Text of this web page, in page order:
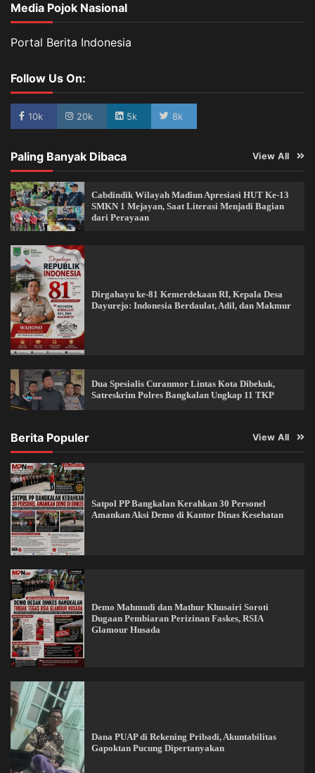
Media Pojok Nasional
Portal Berita Indonesia
Follow Us On:
10k 20k 5k 8k
Paling Banyak Dibaca View All
Cabdindik Wilayah Madiun Apresiasi HUT Ke-13
SMKN 1 Mejayan, Saat Literasi Menjadi Bagian
dari Perayaan
Dirgahayu ke-81 Kemerdekaan RI, Kepala Desa
Dayurejo: Indonesia Berdaulat, Adil, dan Makmur
Dua Spesialis Curanmor Lintas Kota Dibekuk,
Satreskrim Polres Bangkalan Ungkap 11 TKP
Berita Populer View All
Satpol PP Bangkalan Kerahkan 30 Personel
Amankan Aksi Demo di Kantor Dinas Kesehatan
Demo Mahmudi dan Mathur Khusairi Soroti
Dugaan Pembiaran Perizinan Faskes, RSIA
Glamour Husada
Dana PUAP di Rekening Pribadi, Akuntabilitas
Gapoktan Pucung Dipertanyakan